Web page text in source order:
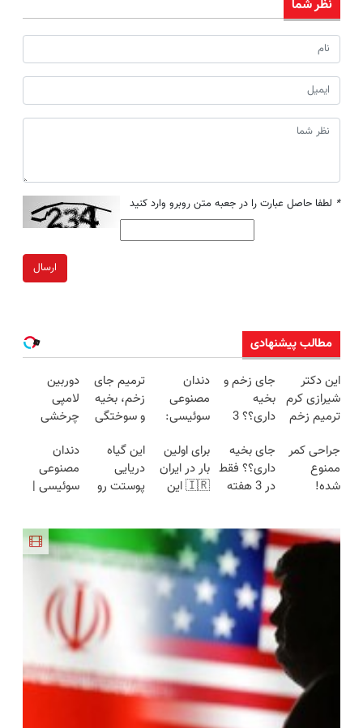
نظر شما
* لطفا حاصل عبارت را در جعبه متن روبرو وارد کنید
ارسال
مطالب پیشنهادی
این دکتر
شیرازی کرم
ترمیم زخم
ساخت!!!
جای زخم و
بخیه
داری؟؟ 3
محوش کن!
دندان
مصنوعی
سوئیسی:
فناوری
اروپا، سبک
و مقاوم |
قسطی
ترمیم جای
زخم، بخیه
و سوختگی
هفته!!😍
دوربین
لامپی
چرخشی
فقط امروز
حراج شد🔥
پرداخت
جراحی کمر
ممنوع
شده!
منزل درمان
((پرسش‌نامه))
جای بخیه
داری؟؟ فقط
در 3 هفته
برای اولین
بار در ایران
🇮🇷 این
23 روزه
ساخت!
این گیاه
دریایی
پوستت رو
انگار20سال
جوون شدی
🔥لینک
دندان
مصنوعی
سوئیسی |
طبیعی!
ویزیت
رایگان+پرداخت
اقساطی😍